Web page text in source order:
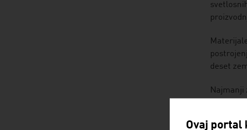
deset
Najmanji
za NFC
Ovaj portal